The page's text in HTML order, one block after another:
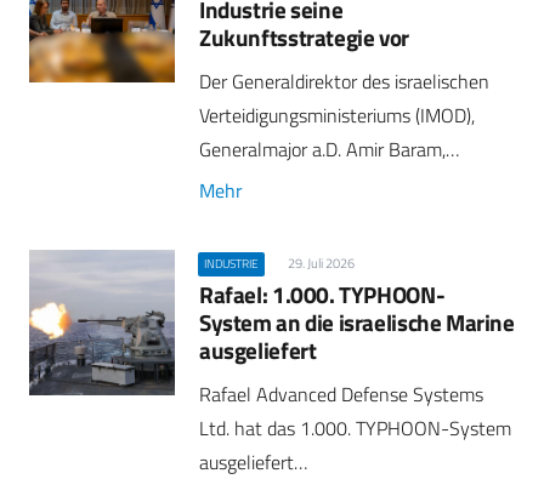
Industrie seine
Zukunftsstrategie vor
Der Generaldirektor des israelischen
Verteidigungsministeriums (IMOD),
Generalmajor a.D. Amir Baram,…
Mehr
INDUSTRIE 29. Juli 2026
Rafael: 1.000. TYPHOON-
System an die israelische Marine
ausgeliefert
Rafael Advanced Defense Systems
Ltd. hat das 1.000. TYPHOON-System
ausgeliefert…